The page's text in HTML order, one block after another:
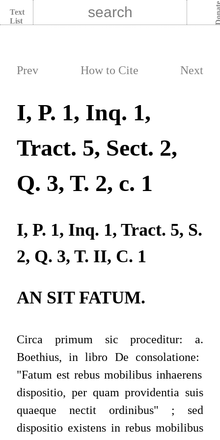
Text
List
Prev How to Cite Next
I, P. 1, Inq. 1,
Tract. 5, Sect. 2,
Q. 3, T. 2, c. 1
I, P. 1, Inq. 1, Tract. 5, S.
2, Q. 3, T. II, C. 1
AN SIT FATUM.
Circa primum sic proceditur: a.
Boethius, in libro De consolatione:
"Fatum est rebus mobilibus inhaerens
dispositio, per quam providentia suis
quaeque nectit ordinibus" ; sed
dispositio existens in rebus mobilibus